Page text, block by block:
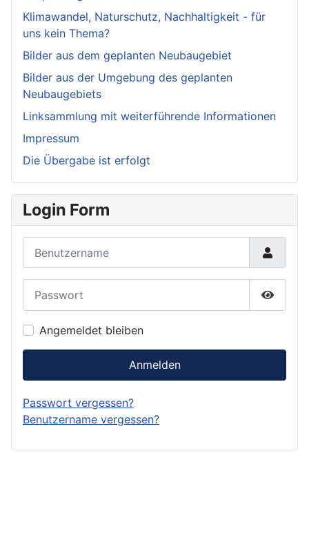
Klimawandel, Naturschutz, Nachhaltigkeit - für
uns kein Thema?
Bilder aus dem geplanten Neubaugebiet
Bilder aus der Umgebung des geplanten
Neubaugebiets
Linksammlung mit weiterführende Informationen
Impressum
Die Übergabe ist erfolgt
Login Form
Angemeldet bleiben
Anmelden
Passwort vergessen?
Benutzername vergessen?